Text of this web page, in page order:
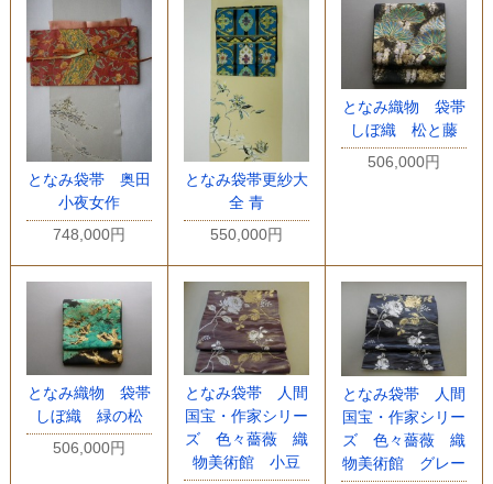
となみ袋帯 奥田
小夜女作
748,000円
となみ袋帯更紗大
全 青
550,000円
となみ織物 袋帯
しぼ織 松と藤
506,000円
となみ織物 袋帯
しぼ織 緑の松
506,000円
となみ袋帯 人間
国宝・作家シリー
ズ 色々薔薇 織
物美術館 小豆
となみ袋帯 人間
国宝・作家シリー
ズ 色々薔薇 織
物美術館 グレー